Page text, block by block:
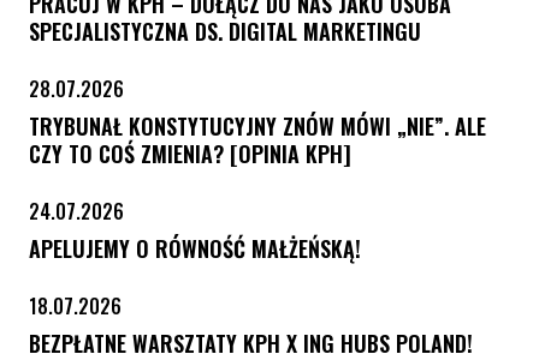
SPECJALISTYCZNA DS. DIGITAL MARKETINGU
28.07.2026
TRYBUNAŁ KONSTYTUCYJNY ZNÓW MÓWI „NIE”. ALE
CZY TO COŚ ZMIENIA? [OPINIA KPH]
24.07.2026
APELUJEMY O RÓWNOŚĆ MAŁŻEŃSKĄ!
18.07.2026
BEZPŁATNE WARSZTATY KPH X ING HUBS POLAND!